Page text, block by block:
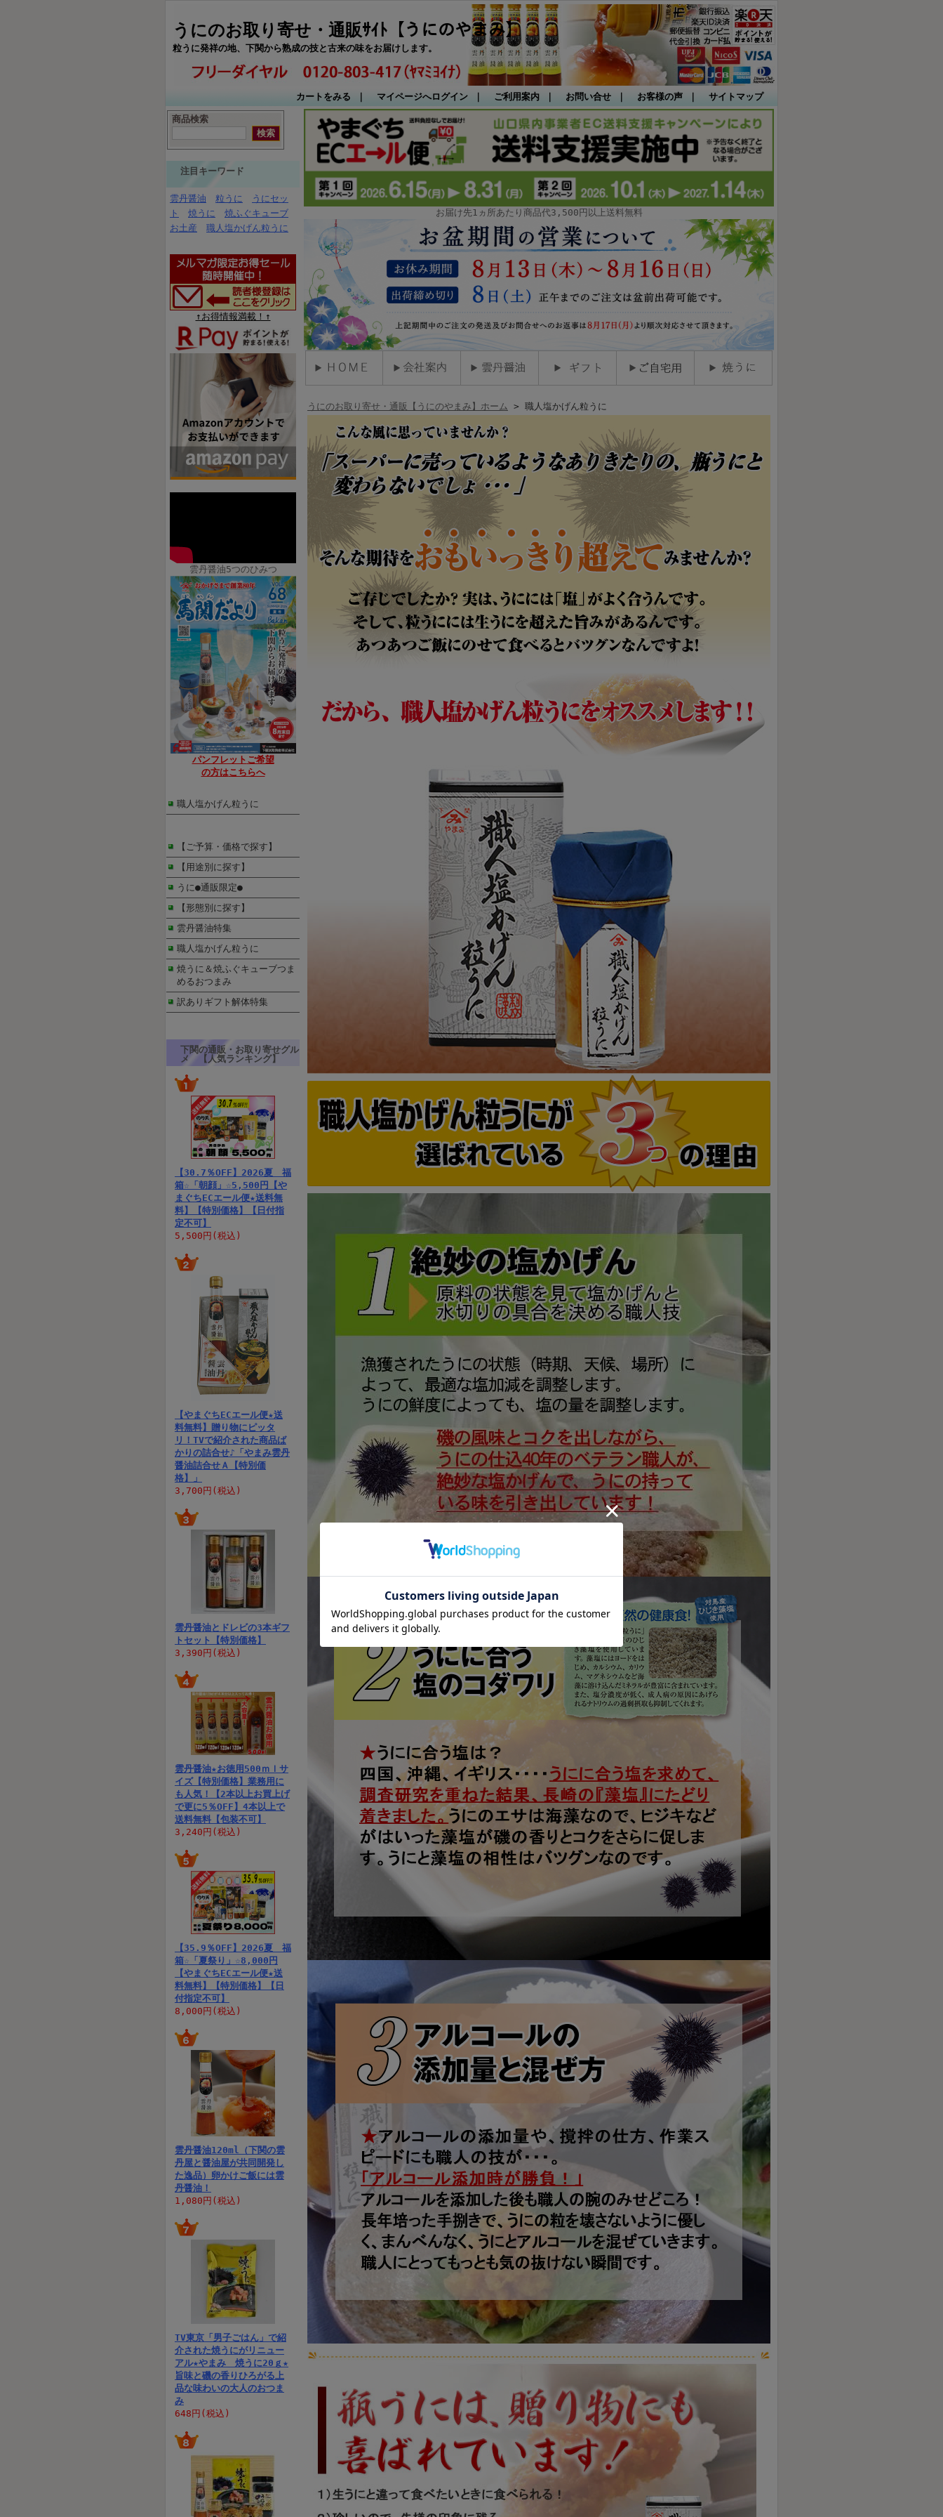
うにのお取り寄せ・通販ｻｲﾄ【うにのやまみ】
粒うに発祥の地、下関から熟成の技と古来の味をお届けします。
カートをみる マイページへログイン ご利用案内 お問い合せ お客様の声 サイトマップ
商品検索
注目キーワード
雲丹醤油 粒うに
うにセッ
ト
焼うに
焼ふぐキューブ
お土産
職人塩かげん粒うに
↑お得情報満載！↑
雲丹醤油5つのひみつ
パンフレット ご希望
の方はこちらへ
職人塩かげん粒うに
【ご予算・価格で探す】
【用途別に探す】
うに●通販限定●
【形態別に探す】
雲丹醤油特集
職人塩かげん粒うに
焼うに＆焼ふぐキューブつま
めるおつまみ
訳ありギフト解体特集
下関の通販・お取り寄せグル
メ 【人気ランキング】
【30.7％OFF】2026夏 福
箱☆「朝顔」☆5,500円【や
まぐちECエール便★送料無
料】【特別価格】【日付指
定不可】
5,500円(税込)
【やまぐちECエール便★送
料無料】贈り物にピッタ
リ！TVで紹介された商品ば
かりの詰合せ♪「やまみ雲丹
醤油詰合せＡ【特別価
格】」
3,700円(税込)
雲丹醤油とドレビの3本ギフ
トセット【特別価格】
3,390円(税込)
雲丹醤油★お徳用500ｍｌサ
イズ【特別価格】業務用に
も人気！【2本以上お買上げ
で更に5％OFF】4本以上で
送料無料【包装不可】
3,240円(税込)
【35.9％OFF】2026夏 福
箱☆「夏祭り」☆8,000円
【やまぐちECエール便★送
料無料】【特別価格】【日
付指定不可】
8,000円(税込)
雲丹醤油120ml（下関の雲
丹屋と醤油屋が共同開発し
た逸品）卵かけご飯には雲
丹醤油！
1,080円(税込)
TV東京「男子ごはん」で紹
介された焼うにがリニュー
アル★やまみ 焼うに20ｇ★
旨味と磯の香りひろがる上
品な味わいの大人のおつま
み
648円(税込)
お届け先1ヵ所あたり商品代3,500円以上送料無料
うにのお取り寄せ・通販【うにのやまみ】ホーム > 職人塩かげん粒うに